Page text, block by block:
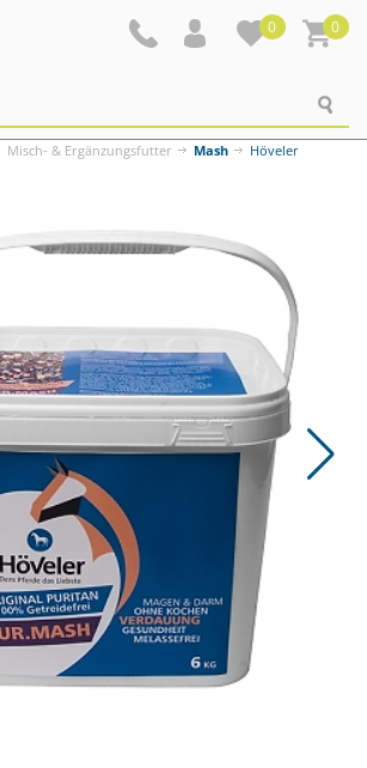
0 0
Misch- & Ergänzungsfutter Mash
Höveler